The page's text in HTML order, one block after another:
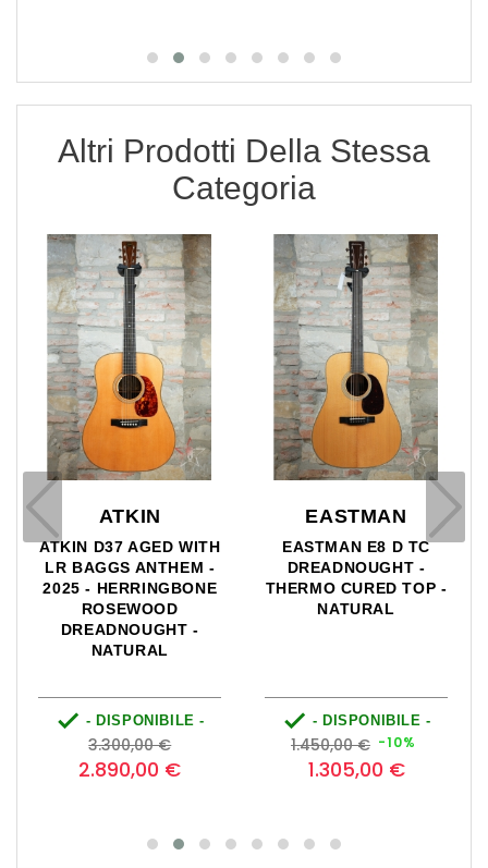
Altri Prodotti Della Stessa
Categoria
ATKIN
ATKIN D37 AGED WITH
LR BAGGS ANTHEM -
2025 - HERRINGBONE
ROSEWOOD
DREADNOUGHT -
NATURAL
 - DISPONIBILE -
Prezzo
base
3.300,00 €Prezzo
2.890,00 €
EASTMAN
EASTMAN E8 D TC
DREADNOUGHT -
THERMO CURED TOP -
NATURAL
 - DISPONIBILE -
Prezzo
base
1.450,00 € -10%
1.305,00 €